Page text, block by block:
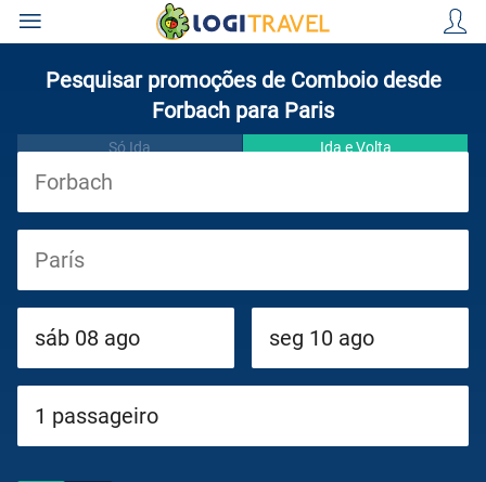
Cruzeiros
Circuitos
Pesquisar promoções de Comboio desde
Forbach para Paris
Só Ida Ida e Volta